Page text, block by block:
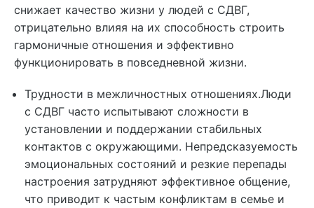
снижает качество жизни у людей с СДВГ,
отрицательно влияя на их способность строить
гармоничные отношения и эффективно
функционировать в повседневной жизни.
Трудности в межличностных отношениях.Люди
с СДВГ часто испытывают сложности в
установлении и поддержании стабильных
контактов с окружающими. Непредсказуемость
эмоциональных состояний и резкие перепады
настроения затрудняют эффективное общение,
что приводит к частым конфликтам в семье и